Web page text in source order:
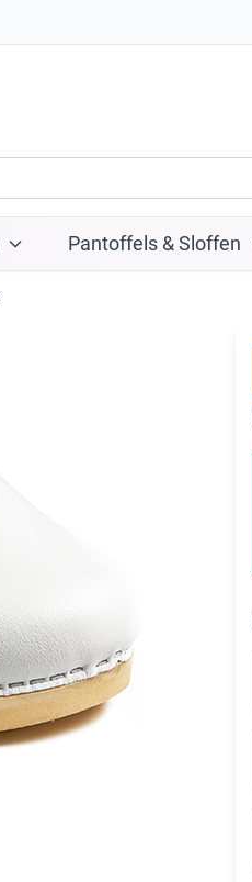
Pantoffels & Sloffen